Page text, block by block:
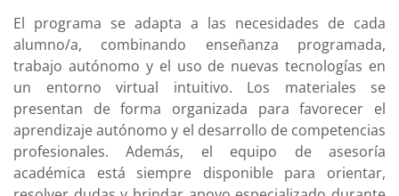
El programa se adapta a las necesidades de cada
alumno/a, combinando enseñanza programada,
trabajo autónomo y el uso de nuevas tecnologías en
un entorno virtual intuitivo. Los materiales se
presentan de forma organizada para favorecer el
aprendizaje autónomo y el desarrollo de competencias
profesionales. Además, el equipo de asesoría
académica está siempre disponible para orientar,